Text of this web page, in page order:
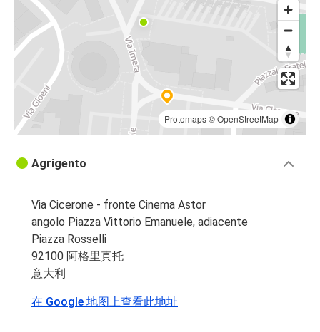
Protomaps©OpenStreetMap
Agrigento
Via Cicerone - fronte Cinema Astor
angolo Piazza Vittorio Emanuele, adiacente
Piazza Rosselli
92100 阿格里真托
意大利
在 Google 地图上查看此地址